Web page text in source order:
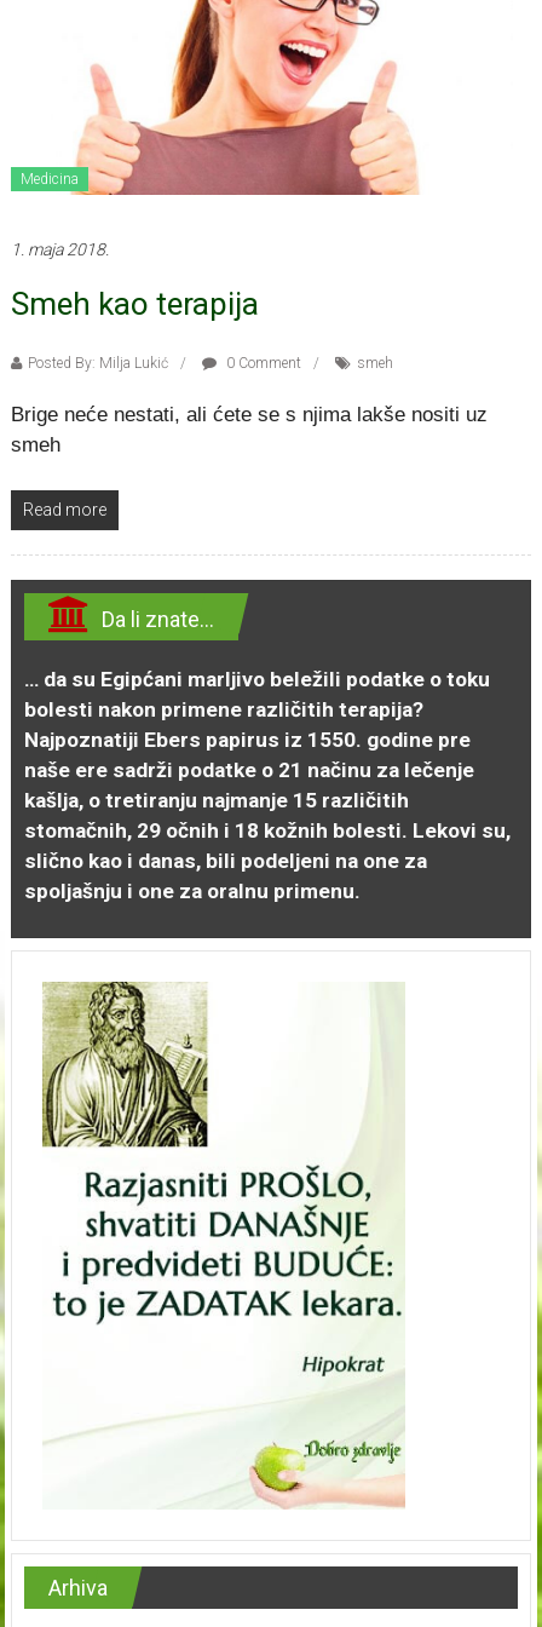
Medicina
1. maja 2018.
Smeh kao terapija
Posted By: Milja Lukić 0 Comment smeh
Brigе nеćе nеstati, ali ćеtе sе s njima lakšе nositi uz
smeh
Read more
Da li znate…
… da su Egipćani marljivo beležili podatke o toku
bolesti nakon primene različitih terapija?
Najpoznatiji Ebers papirus iz 1550. godine pre
naše ere sadrži podatke o 21 načinu za lečenje
kašlja, o tretiranju najmanje 15 različitih
stomačnih, 29 očnih i 18 kožnih bolesti. Lekovi su,
slično kao i danas, bili podeljeni na one za
spoljašnju i one za oralnu primenu.
Arhiva